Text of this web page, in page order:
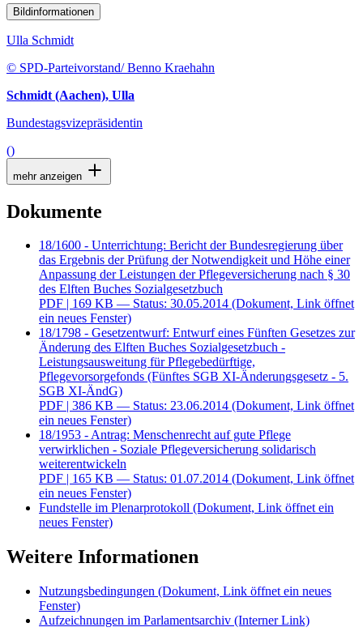
Bildinformationen
Ulla Schmidt
© SPD-Parteivorstand/ Benno Kraehahn
Schmidt (Aachen), Ulla
Bundestagsvizepräsidentin
()
mehr anzeigen
Dokumente
18/1600 - Unterrichtung: Bericht der Bundesregierung über
das Ergebnis der Prüfung der Notwendigkeit und Höhe einer
Anpassung der Leistungen der Pflegeversicherung nach § 30
des Elften Buches Sozialgesetzbuch
PDF | 169 KB — Status: 30.05.2014 (Dokument, Link öffnet
ein neues Fenster)
18/1798 - Gesetzentwurf: Entwurf eines Fünften Gesetzes zur
Änderung des Elften Buches Sozialgesetzbuch -
Leistungsausweitung für Pflegebedürftige,
Pflegevorsorgefonds (Fünftes SGB XI-Änderungsgesetz - 5.
SGB XI-ÄndG)
PDF | 386 KB — Status: 23.06.2014 (Dokument, Link öffnet
ein neues Fenster)
18/1953 - Antrag: Menschenrecht auf gute Pflege
verwirklichen - Soziale Pflegeversicherung solidarisch
weiterentwickeln
PDF | 165 KB — Status: 01.07.2014 (Dokument, Link öffnet
ein neues Fenster)
Fundstelle im Plenarprotokoll (Dokument, Link öffnet ein
neues Fenster)
Weitere Informationen
Nutzungsbedingungen (Dokument, Link öffnet ein neues
Fenster)
Aufzeichnungen im Parlamentsarchiv (Interner Link)